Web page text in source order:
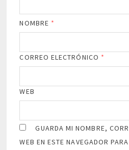
NOMBRE *
CORREO ELECTRÓNICO *
WEB
GUARDA MI NOMBRE,
WEB EN ESTE NAVEGADOR